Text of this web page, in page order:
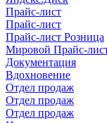
Прайс-лист
Прайс-лист
Прайс-лист Розница
Мировой Прайс-
Документация
Вдохновение
Отдел продаж
Отдел продаж
Отдел продаж